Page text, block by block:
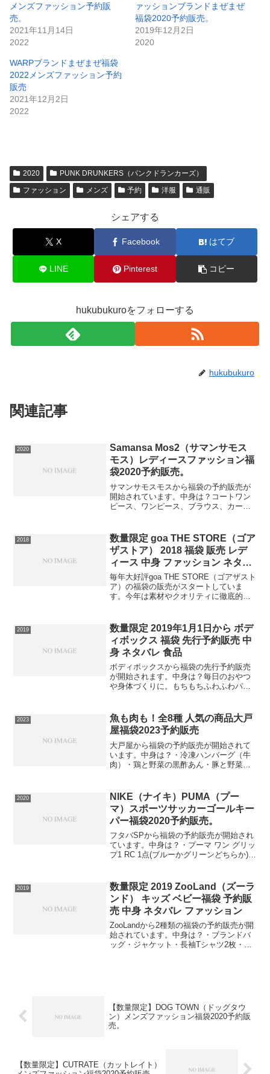
メンズファッション予約販
売。
2021年11月14日
2022
ァッションブランドまぜまぜ
福袋2020予約販売。
2019年12月2日
2020
WARPブランドまぜまぜ福袋
2022メンズファッション予約
販売
2021年12月2日
2022
2020
PUNK DRUNKERS（パンクドランカーズ）
ファッション
メンズ 予約 洋服 通販
シェアする
X Facebook はてブ
LINE Pinterest コピー
hukubukuroをフォローする
hukubukuro
関連記事
2020
Samansa Mos2（サマンサモス
モス）レディースファッション福
袋2020予約販売。
サマンサモスモスから福袋の予約販売が
開始されています。中身は？コートワン
ピース、ワンピース、ブラウス、カーデ
確認をしてみるこの福袋は早期の...
2018
数量限定 goa THE STORE（ゴア
ザストア） 2018 福袋 販売 レデ
ィース 中身 ファッション ネタバ
レ
毎年大好評goa THE STORE（ゴアザスト
ア）の福袋の販売がスタートしていま
す。今年は素材やクオリティに徹底的に
ポンチョガウンボトム・ニットチュニッ
クニットトッ...
2019
数量限定 2019年1月1日から ボデ
ィボックス 福袋 先行予約販売 中
身 ネタバレ 食品
ボディボックスから福袋の先行予約販売
が開始されます。中身は？毎日のおやつ
や身体づくりに。もちもちふわふわパン
パンケーキ」は、美味しく、簡単に作れ
るパンケーキミックスです...
2023
魚も肉も！全8種 人気の商品大戸
屋福袋2023予約販売
大戸屋から福袋の予約販売が開始されて
います。中身は？・冷凍ハンバーグ（牛
肉）・鶏と野菜の黒酢あん・豚と野菜の
灰干焼き4品目の野菜を使用した大戸屋特
製黒酢あん大戸屋人気メニ...
2020
NIKE（ナイキ）PUMA（プー
マ）スポーツサッカーゴールキー
パー福袋2020予約販売。
フタバSPから福袋の予約販売が開始され
ています。中身は？・プーマ ワン グリッ
プ1 RC 1点(ブルーかグリーンどちらか)・
材：ラバー、合成繊維(ポリエ...
2019
数量限定 2019 ZooLand（ズーラ
ンド） キッズ ベビー福袋 予約販
売 中身 ネタバレ ファッション
ZooLandから2種類の福袋の予約販売が開
始されています。中身は？・ブランドバ
ッグ・ジャケット・長袖Tシャツ2枚・ト
【数量限定】DOG TOWN（ドッグタウ
ン）メンズファッション福袋2020予約販
売。
【数量限定】CUTRATE（カットレイト）